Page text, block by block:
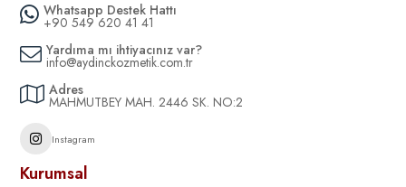
Whatsapp Destek Hattı
+90 549 620 41 41
Yardıma mı ihtiyacınız var?
info@aydinckozmetik.com.tr
Adres
MAHMUTBEY MAH. 2446 SK. NO:2
Instagram
Kurumsal